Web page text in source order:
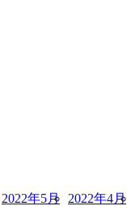
2022年5月 2022年4月